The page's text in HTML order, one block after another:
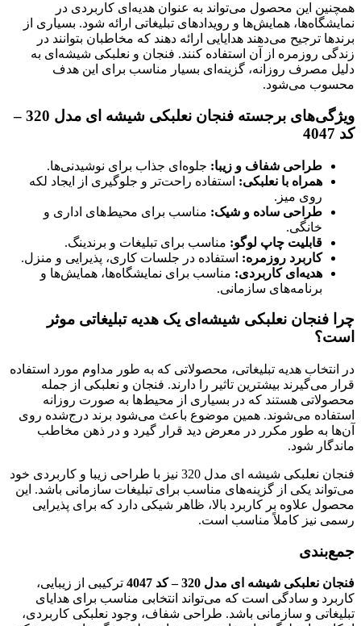
همچنین این محصول می‌تواند به عنوان هدیه‌ای کاربردی در
نمایشگاه‌ها، همایش‌ها و رویدادهای تبلیغاتی ارائه شود. بسیاری از
برندها ترجیح می‌دهند هدایایی ارائه دهند که مخاطبان بتوانند در
زندگی روزمره از آن استفاده کنند. فنجان و نعلبکی شیشه‌ای به
دلیل مصرف روزانه، گزینه‌ای بسیار مناسب برای این هدف
محسوب می‌شود.
ویژگی‌های برجسته فنجان نعلبکی شیشه ای مدل 320 –
کد 4047
طراحی شفاف و زیبا: جلوه‌ای جذاب برای نوشیدنی‌ها.
همراه با نعلبکی: استفاده راحت‌تر و جلوگیری از ایجاد لکه
روی میز.
طراحی ساده و شیک: مناسب برای محیط‌های اداری و
خانگی.
قابلیت چاپ لوگو: مناسب برای تبلیغات و برندینگ.
کاربرد روزمره: استفاده در جلسات کاری، پذیرایی و منزل.
هدیه‌ای کاربردی: مناسب برای نمایشگاه‌ها، همایش‌ها و
برنامه‌های سازمانی.
چرا فنجان نعلبکی شیشه‌ای یک هدیه تبلیغاتی موثر
است؟
در انتخاب هدیه تبلیغاتی، محصولاتی که به طور مداوم مورد استفاده
قرار می‌گیرند بیشترین تاثیر را دارند. فنجان و نعلبکی از جمله
محصولاتی هستند که در بسیاری از محیط‌ها به صورت روزانه
استفاده می‌شوند. همین موضوع باعث می‌شود برند درج‌شده روی
آن‌ها به طور مکرر در معرض دید قرار گیرد و در ذهن مخاطب
ماندگار شود.
فنجان نعلبکی شیشه ای مدل 320 نیز با طراحی زیبا و کاربردی خود
می‌تواند یکی از گزینه‌های مناسب برای تبلیغات سازمانی باشد. این
محصول علاوه بر کاربرد بالا، ظاهر شیکی دارد که برای پذیرایی
رسمی نیز کاملاً مناسب است.
جمع‌بندی
فنجان نعلبکی شیشه ای مدل 320 – کد 4047
ترکیبی از زیبایی،
کاربرد و سادگی است که می‌تواند انتخابی مناسب برای هدایای
تبلیغاتی و سازمانی باشد. طراحی شفاف، وجود نعلبکی کاربردی،